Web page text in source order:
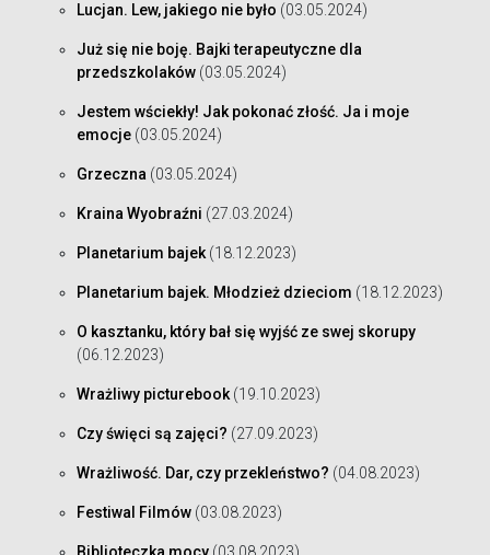
Lucjan. Lew, jakiego nie było (03.05.2024)
Już się nie boję. Bajki terapeutyczne dla
przedszkolaków (03.05.2024)
Jestem wściekły! Jak pokonać złość. Ja i moje
emocje (03.05.2024)
Grzeczna (03.05.2024)
Kraina Wyobraźni (27.03.2024)
Planetarium bajek (18.12.2023)
Planetarium bajek. Młodzież dzieciom (18.12.2023)
O kasztanku, który bał się wyjść ze swej skorupy
(06.12.2023)
Wrażliwy picturebook (19.10.2023)
Czy święci są zajęci? (27.09.2023)
Wrażliwość. Dar, czy przekleństwo? (04.08.2023)
Festiwal Filmów (03.08.2023)